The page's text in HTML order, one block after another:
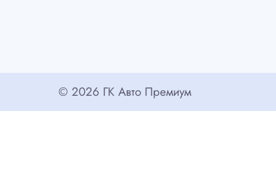
© 2026 ГК Авто Премиум